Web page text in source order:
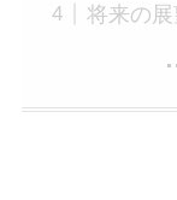
将来の